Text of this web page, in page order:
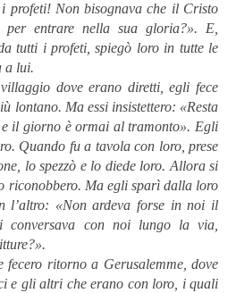
profeti! Non bisognava che il Cristo
per entrare nella sua gloria?». E,
tutti i profeti, spiegò loro in tutte le
a lui.
dove erano diretti, egli fece
lontano. Ma essi insistettero: «Resta
il giorno è ormai al tramonto». Egli
Quando fu a tavola con loro, prese
lo spezzò e lo diede loro. Allora si
riconobbero. Ma egli sparì dalla loro
l’altro: «Non ardeva forse in noi il
conversava con noi lungo la via,
fecero ritorno a Gerusalemme, dove
e gli altri che erano con loro, i quali